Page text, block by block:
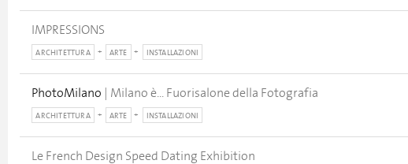
IMPRESSIONS
ARCHITETTURA ARTE INSTALLAZIONI
PhotoMilano | Milano è... Fuorisalone della Fotografia
ARCHITETTURA ARTE INSTALLAZIONI
Le French Design Speed Dating Exhibition